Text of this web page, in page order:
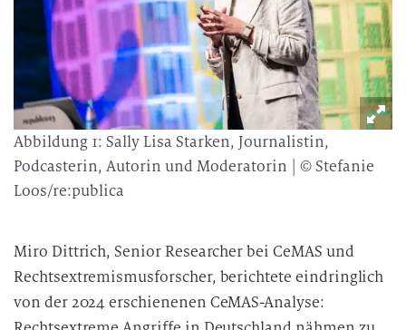
Abbildung 1: Sally Lisa Starken, Journalistin,
Podcasterin, Autorin und Moderatorin | © Stefanie
Loos/re:publica
Miro Dittrich, Senior Researcher bei CeMAS und
Rechtsextremismusforscher, berichtete eindringlich
von der 2024 erschienenen CeMAS-Analyse: